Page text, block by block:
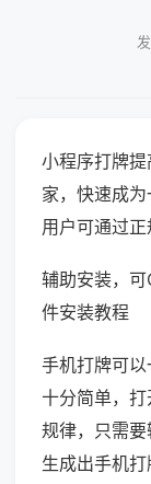
小程序打牌
家，快速成
用户可通过正
辅助安装，
件安装教程
手机打牌可以
十分简单，
规律，只需
生成出手机